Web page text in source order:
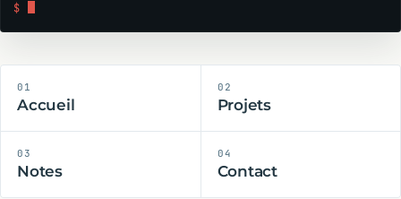
$
01
Accueil
02
Projets
03
Notes
04
Contact